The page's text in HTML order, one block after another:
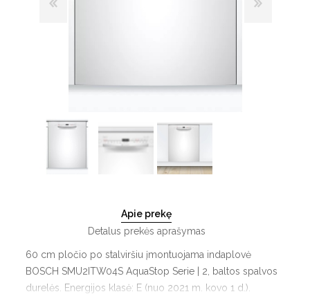
Apie prekę
Detalus prekės aprašymas
60 cm pločio po stalviršiu įmontuojama indaplovė
BOSCH SMU2ITW04S AquaStop Serie | 2, baltos spalvos
durelės. Energijos klasė: E (nuo 2021 m. kovo 1 d.).